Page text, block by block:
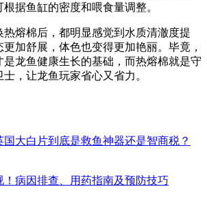
据鱼缸的密度和喂食量调整。
熔棉后，都明显感觉到水质清澈度提
加舒展，体色也变得更加艳丽。毕竟，
龙鱼健康生长的基础，而热熔棉就是守
，让龙鱼玩家省心又省力。
大白片到底是救鱼神器还是智商税？
病因排查、用药指南及预防技巧